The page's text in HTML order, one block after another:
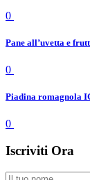
0
Pane all’uvetta e
0
Piadina romagnola
0
Iscriviti Ora